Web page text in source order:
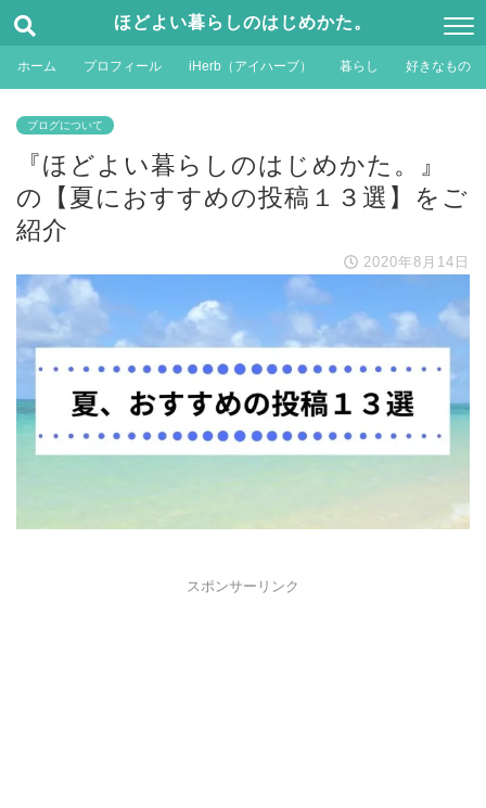
ほどよい暮らしのはじめかた。
ホーム プロフィール iHerb（アイハーブ） 暮らし 好きなもの
ブログについて
『ほどよい暮らしのはじめかた。』
の【夏におすすめの投稿１３選】をご
紹介
2020年8月14日
スポンサーリンク